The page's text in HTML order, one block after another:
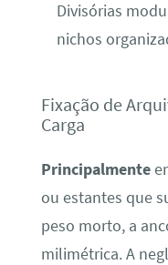
Divisórias
nichos
Fixação de
Carga
Principalmente
ou estantes que
peso morto, a
milimétrica. A